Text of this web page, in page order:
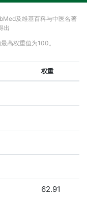
及维基百科与中医名著
出
高权重值为100。
权重
62.91